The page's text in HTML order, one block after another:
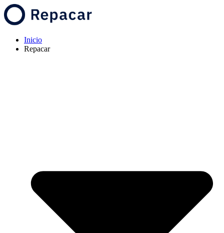
Inicio
Repacar